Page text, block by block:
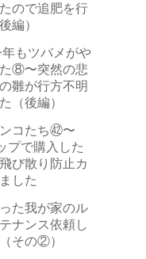
ので追肥を行
編）
もツバメがや
⑧〜突然の悲
雛が行方不明
（後編）
コたち㊷〜
プで購入した
び散り防止カ
した
た我が家のル
ナンス依頼し
その②）